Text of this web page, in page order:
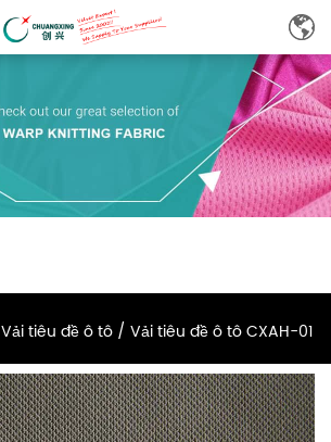
Vải tiêu đề ô tô / Vải tiêu đề ô tô CXAH-01